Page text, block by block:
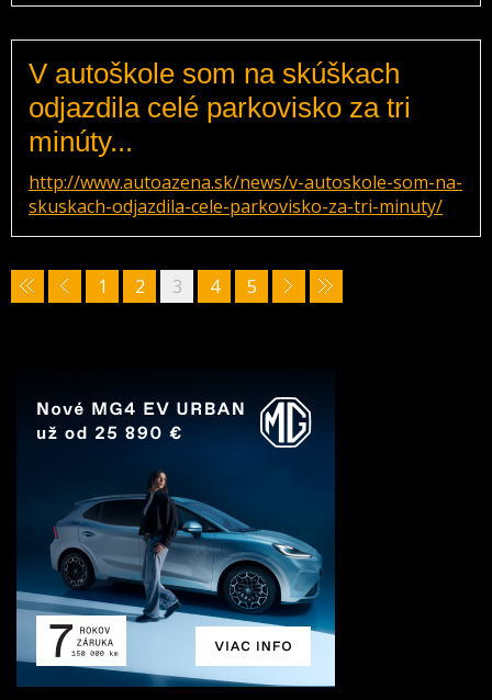
V autoškole som na skúškach
odjazdila celé parkovisko za tri
minúty...
http://www.autoazena.sk/news/v-autoskole-som-na-
skuskach-odjazdila-cele-parkovisko-za-tri-minuty/
1 2 3 4 5